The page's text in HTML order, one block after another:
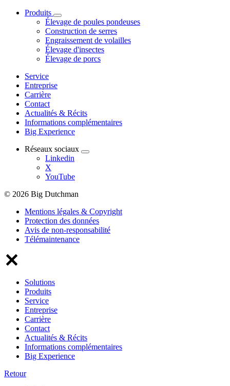
Produits
Élevage de poules pondeuses
Construction de serres
Engraissement de volailles
Élevage d'insectes
Élevage de porcs
Service
Entreprise
Carrière
Contact
Actualités & Récits
Informations complémentaires
Big Experience
Réseaux sociaux
Linkedin
X
YouTube
© 2026 Big Dutchman
Mentions légales & Copyright
Protection des données
Avis de non-responsabilité
Télémaintenance
Solutions
Produits
Service
Entreprise
Carrière
Contact
Actualités & Récits
Informations complémentaires
Big Experience
Retour